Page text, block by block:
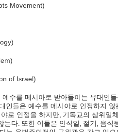
Movement)
of Israel)
예수를 메시아로 받아들이는 유대인
인들은 예수를 메시야로 인정하지 않
로 인정을 하지만 기독교의 삼위일
는다 또한 이들은 안식일 절기
음식